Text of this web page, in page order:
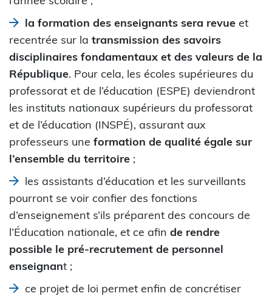
la formation des enseignants sera revue et
recentrée sur la transmission des savoirs
disciplinaires fondamentaux et des valeurs de la
République. Pour cela, les écoles supérieures du
professorat et de l’éducation (ESPE) deviendront
les instituts nationaux supérieurs du professorat
et de l’éducation (INSPÉ), assurant aux
professeurs une formation de qualité égale sur
l’ensemble du territoire ;
les assistants d’éducation et les surveillants
pourront se voir confier des fonctions
d’enseignement s’ils préparent des concours de
l’Éducation nationale, et ce afin de rendre
possible le pré-recrutement de personnel
enseignant ;
ce projet de loi permet enfin de concrétiser